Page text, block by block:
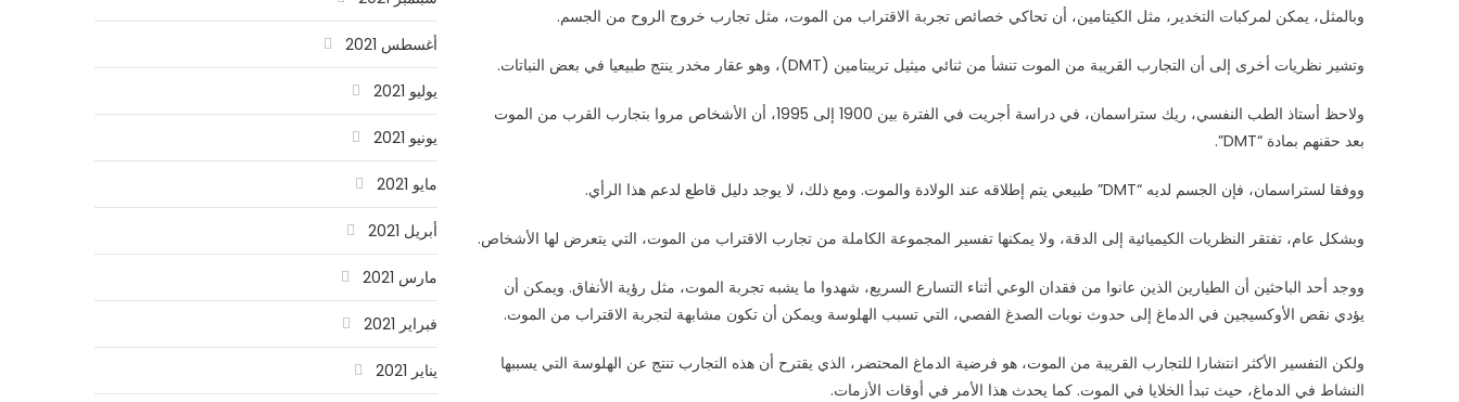
وبالمثل، يمكن لمركبات التخدير، مثل الكيتامين، أن تحاكي خصائص تجربة الاقتراب من الموت، مثل تجارب خروج الروح من الجسم.
وتشير نظريات أخرى إلى أن التجارب القريبة من الموت تنشأ من ثنائي ميثيل تريبتامين (DMT)، وهو عقار مخدر ينتج طبيعيا في بعض النباتات.
ولاحظ أستاذ الطب النفسي، ريك ستراسمان، في دراسة أجريت في الفترة بين 1900 إلى 1995، أن الأشخاص مروا بتجارب القرب من الموت
بعد حقنهم بمادة “DMT”.
ووفقا لستراسمان، فإن الجسم لديه “DMT” طبيعي يتم إطلاقه عند الولادة والموت. ومع ذلك، لا يوجد دليل قاطع لدعم هذا الرأي.
وبشكل عام، تفتقر النظريات الكيميائية إلى الدقة، ولا يمكنها تفسير المجموعة الكاملة من تجارب الاقتراب من الموت، التي يتعرض لها الأشخاص.
ووجد أحد الباحثين أن الطيارين الذين عانوا من فقدان الوعي أثناء التسارع السريع، شهدوا ما يشبه تجربة الموت، مثل رؤية الأنفاق. ويمكن أن
يؤدي نقص الأوكسيجين في الدماغ إلى حدوث نوبات الصدغ الفصي، التي تسبب الهلوسة ويمكن أن تكون مشابهة لتجربة الاقتراب من الموت.
ولكن التفسير الأكثر انتشارا للتجارب القريبة من الموت، هو فرضية الدماغ المحتضر، الذي يقترح أن هذه التجارب تنتج عن الهلوسة التي يسببها
النشاط في الدماغ، حيث تبدأ الخلايا في الموت. كما يحدث هذا الأمر في أوقات الأزمات.
أغسطس 2021
يوليو 2021
يونيو 2021
مايو 2021
أبريل 2021
مارس 2021
فبراير 2021
يناير 2021